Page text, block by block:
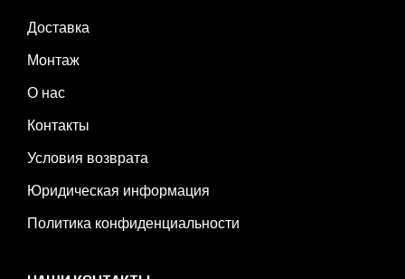
Доставка
Монтаж
О нас
Контакты
Условия возврата
Юридическая информация
Политика конфиденциальности